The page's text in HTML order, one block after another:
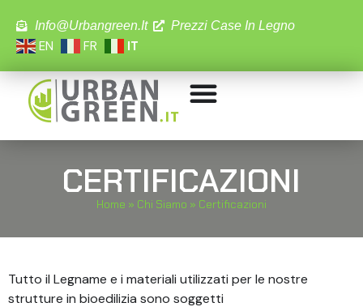
Info@urbangreen.it Prezzi Case In Legno
EN FR IT
CERTIFICAZIONI
Home » Chi Siamo » Certificazioni
Tutto il Legname e i materiali utilizzati per le nostre
strutture in bioedilizia sono soggetti